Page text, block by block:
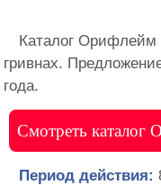
Каталог Орифлейм
гривнах.
года.
Смотреть каталог
Период действия: